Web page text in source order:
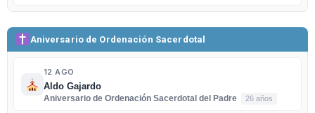
Aniversario de Ordenación Sacerdotal
12 AGO
Aldo Gajardo
Aniversario de Ordenación Sacerdotal del Padre
26 años